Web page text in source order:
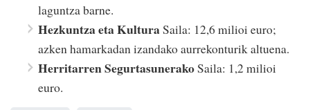
laguntza barne.
Hezkuntza eta KulturaSaila: 12,6 milioi euro;
azken hamarkadan izandako aurrekonturik altuena.
Herritarren SegurtasunerakoSaila: 1,2 milioi
euro.